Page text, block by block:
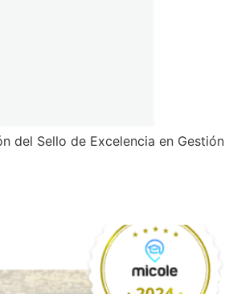
del Sello de Excelencia en Gestión